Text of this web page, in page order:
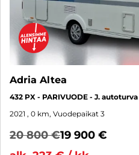
Adria Altea
432 PX - PARIVUODE - J. autoturva
2021 , 0 km, Vuodepaikat 3
20 800 €19 900 €